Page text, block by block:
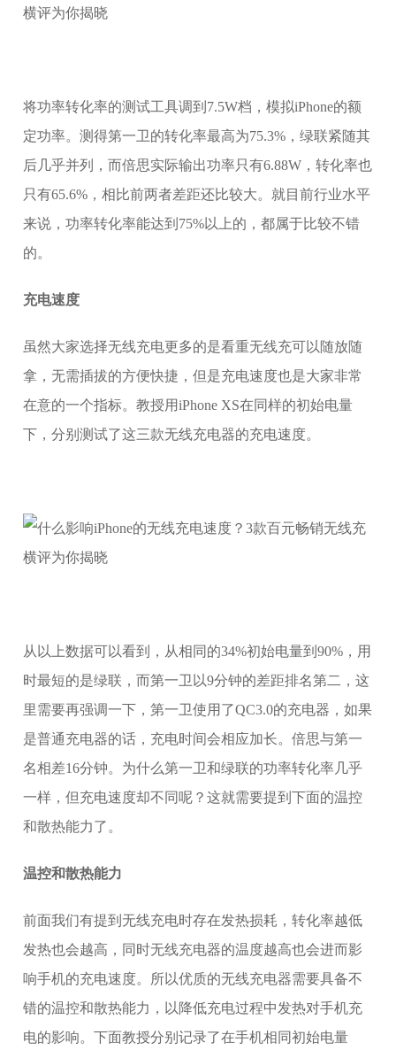
将功率转化率的测试工具调到7.5W档，模拟iPhone的额
定功率。测得第一卫的转化率最高为75.3%，绿联紧随其
后几乎并列，而倍思实际输出功率只有6.88W，转化率也
只有65.6%，相比前两者差距还比较大。就目前行业水平
来说，功率转化率能达到75%以上的，都属于比较不错
的。
充电速度
虽然大家选择无线充电更多的是看重无线充可以随放随
拿，无需插拔的方便快捷，但是充电速度也是大家非常
在意的一个指标。教授用iPhone XS在同样的初始电量
下，分别测试了这三款无线充电器的充电速度。
从以上数据可以看到，从相同的34%初始电量到90%，用
时最短的是绿联，而第一卫以9分钟的差距排名第二，这
里需要再强调一下，第一卫使用了QC3.0的充电器，如果
是普通充电器的话，充电时间会相应加长。倍思与第一
名相差16分钟。为什么第一卫和绿联的功率转化率几乎
一样，但充电速度却不同呢？这就需要提到下面的温控
和散热能力了。
温控和散热能力
前面我们有提到无线充电时存在发热损耗，转化率越低
发热也会越高，同时无线充电器的温度越高也会进而影
响手机的充电速度。所以优质的无线充电器需要具备不
错的温控和散热能力，以降低充电过程中发热对手机充
电的影响。下面教授分别记录了在手机相同初始电量